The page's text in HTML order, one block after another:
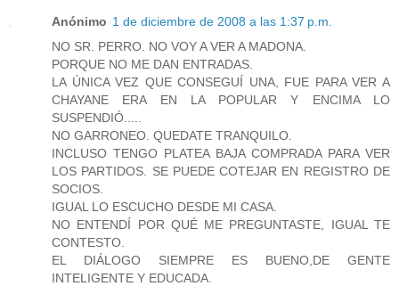
Anónimo 1 de diciembre de 2008 a las 1:37 p.m.
NO SR. PERRO. NO VOY A VER A MADONA.
PORQUE NO ME DAN ENTRADAS.
LA ÚNICA VEZ QUE CONSEGUÍ UNA, FUE PARA VER A
CHAYANE ERA EN LA POPULAR Y ENCIMA LO
SUSPENDIÓ.....
NO GARRONEO. QUEDATE TRANQUILO.
INCLUSO TENGO PLATEA BAJA COMPRADA PARA VER
LOS PARTIDOS. SE PUEDE COTEJAR EN REGISTRO DE
SOCIOS.
IGUAL LO ESCUCHO DESDE MI CASA.
NO ENTENDÍ POR QUÉ ME PREGUNTASTE, IGUAL TE
CONTESTO.
EL DIÁLOGO SIEMPRE ES BUENO,DE GENTE
INTELIGENTE Y EDUCADA.